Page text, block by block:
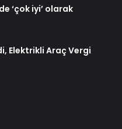
‘çok iyi’ olarak
Elektrikli Araç Vergi